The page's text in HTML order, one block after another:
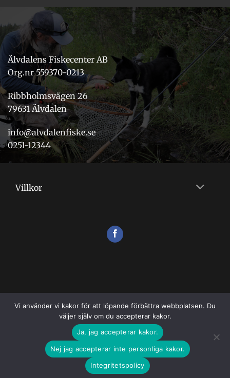
Älvdalens Fiskecenter AB
Org.nr 559370-0213
Ribbholmsvägen 26
79631 Älvdalen
info@alvdalenfiske.se
0251-12344
Villkor
Copyright 2026 ©Flugshopen
Vi använder vi kakor för att löpande förbättra webbplatsen. Du
väljer själv om du accepterar kakor.
Ja, jag accepterar kakor.
Nej jag accepterar inte personliga kakor.
Integritetspolicy